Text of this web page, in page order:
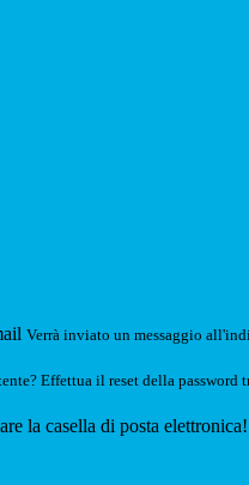
Verrà inviato un messaggio
Effettua il reset della password
la casella di posta elettronica!